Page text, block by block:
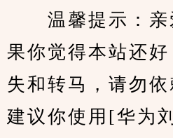
温馨提示：亲
果你觉得本站还
失和转马，请勿依
建议你使用[华为